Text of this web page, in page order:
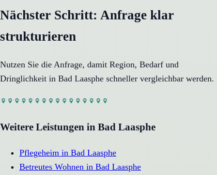
Nächster Schritt: Anfrage klar
strukturieren
Nutzen Sie die Anfrage, damit Region, Bedarf und
Dringlichkeit in Bad Laasphe schneller vergleichbar werden.
Weitere Leistungen in Bad Laasphe
Pflegeheim in Bad Laasphe
Betreutes Wohnen in Bad Laasphe